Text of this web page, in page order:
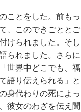
ことをした。前もっ
、このできごととご
けられました。そし
られました。さらに
世界中どこでも、福
語り伝えられる」と
身代わりの死によっ
彼女のわざを伝え聞